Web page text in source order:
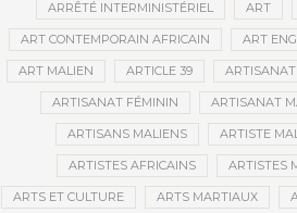
ARRÊTÉ INTERMINISTÉRIEL ART
ART CONTEMPORAIN AFRICAIN ART
ART MALIEN ARTICLE 39 ARTISANAT
ARTISANAT FÉMININ ARTISANAT
ARTISANS MALIENS ARTISTE
ARTISTES AFRICAINS ARTISTES
ARTS ET CULTURE ARTS MARTIAUX